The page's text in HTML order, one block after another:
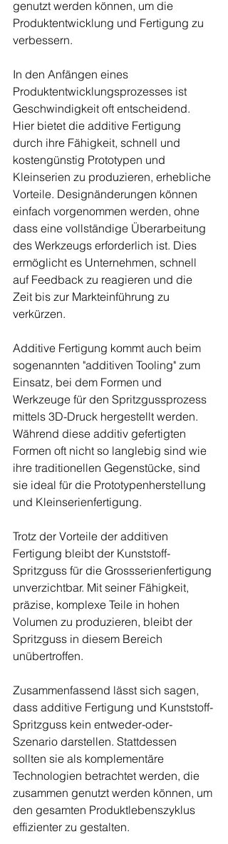
genutzt werden können, um die
Produktentwicklung und Fertigung zu
verbessern.
In den Anfängen eines
Produktentwicklungsprozesses ist
Geschwindigkeit oft entscheidend.
Hier bietet die additive Fertigung
durch ihre Fähigkeit, schnell und
kostengünstig Prototypen und
Kleinserien zu produzieren, erhebliche
Vorteile. Designänderungen können
einfach vorgenommen werden, ohne
dass eine vollständige Überarbeitung
des Werkzeugs erforderlich ist. Dies
ermöglicht es Unternehmen, schnell
auf Feedback zu reagieren und die
Zeit bis zur Markteinführung zu
verkürzen.
Additive Fertigung kommt auch beim
sogenannten "additiven Tooling" zum
Einsatz, bei dem Formen und
Werkzeuge für den Spritzgussprozess
mittels 3D-Druck hergestellt werden.
Während diese additiv gefertigten
Formen oft nicht so langlebig sind wie
ihre traditionellen Gegenstücke, sind
sie ideal für die Prototypenherstellung
und Kleinserienfertigung.
Trotz der Vorteile der additiven
Fertigung bleibt der Kunststoff-
Spritzguss für die Grossserienfertigung
unverzichtbar. Mit seiner Fähigkeit,
präzise, komplexe Teile in hohen
Volumen zu produzieren, bleibt der
Spritzguss in diesem Bereich
unübertroffen.
Zusammenfassend lässt sich sagen,
dass additive Fertigung und Kunststoff-
Spritzguss kein entweder-oder-
Szenario darstellen. Stattdessen
sollten sie als komplementäre
Technologien betrachtet werden, die
zusammen genutzt werden können, um
den gesamten Produktlebenszyklus
effizienter zu gestalten.